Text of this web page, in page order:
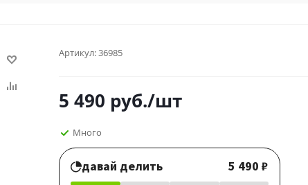
Артикул:36985
5 490 руб./шт
Много
давай делить 5 490 ₽